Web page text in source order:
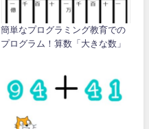
簡単なプログラミング教育での
プログラム！算数「大きな数」